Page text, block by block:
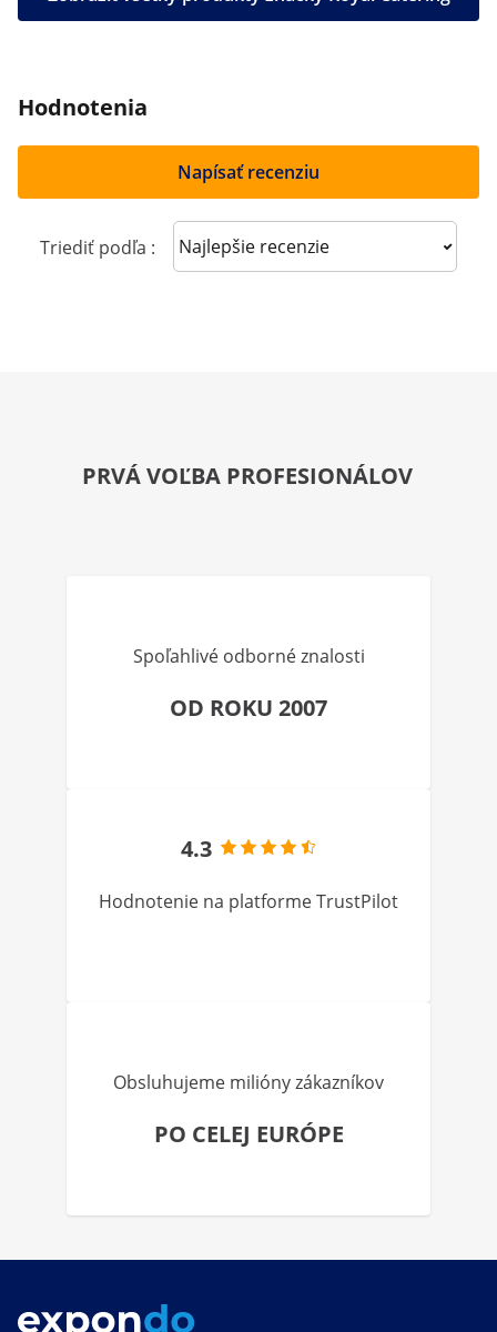
Hodnotenia
Napísať recenziu
Triediť podľa : Sort reviews
PRVÁ VOĽBA PROFESIONÁLOV
Spoľahlivé odborné znalosti
OD ROKU 2007
4.3
Hodnotenie na platforme TrustPilot
Obsluhujeme milióny zákazníkov
PO CELEJ EURÓPE